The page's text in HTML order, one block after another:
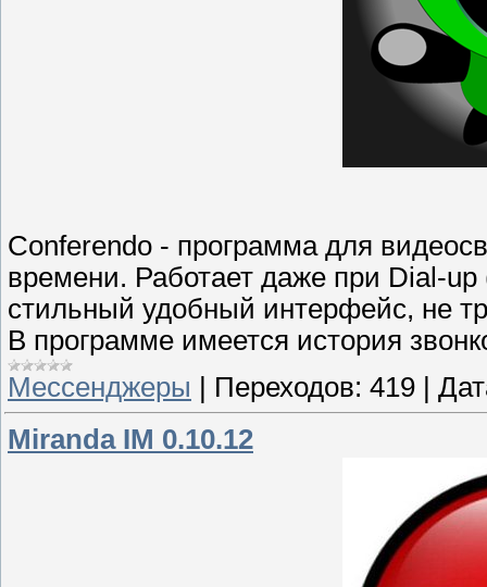
Conferendo - программа для
времени. Работает даже при Dial-
стильный удобный интерфейс, не
В программе имеется история
Мессенджеры
Переходов: 419
Miranda IM 0.10.12